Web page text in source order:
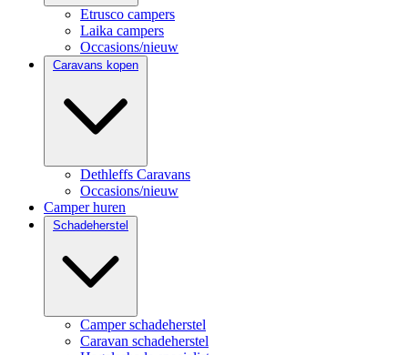
Etrusco campers
Laika campers
Occasions/nieuw
Caravans kopen
Dethleffs Caravans
Occasions/nieuw
Camper huren
Schadeherstel
Camper schadeherstel
Caravan schadeherstel